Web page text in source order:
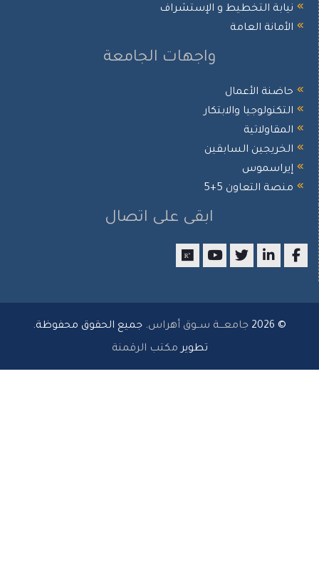
نيابة التخطيط و الإستشراف
الأمانة العامة
واجهات الجامعة
حاضنة الأعمال
التكنولوجيا والابتكار
المقاولاتية
الخريجين السابقين
إيراسموس
منصة التعاون 5+5
ابقى على اتصال
جامعـــة ســوق أهراس. جميع الحقوق محفوظة.
تطويرمكتب الرقمنة